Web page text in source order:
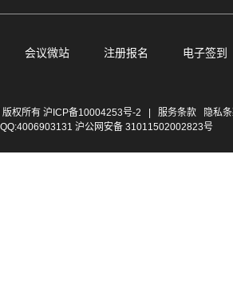
会议微站 注册报名 电子签到
版权所有 沪ICP备10004253号-2 服务条款
隐私
沪公网安备 31011502002823号